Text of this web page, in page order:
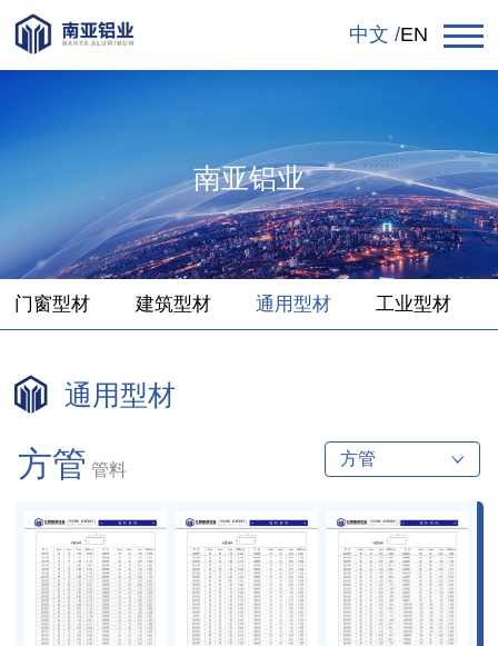
中文 /EN
南亚铝业
门窗型材 建筑型材 通用型材 工业型材
通用型材
方管 管料